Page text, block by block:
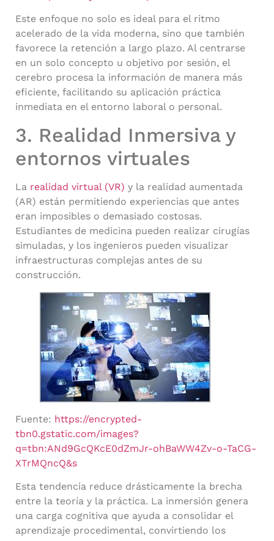
Este enfoque no solo es ideal para el ritmo
acelerado de la vida moderna, sino que también
favorece la retención a largo plazo. Al centrarse
en un solo concepto u objetivo por sesión, el
cerebro procesa la información de manera más
eficiente, facilitando su aplicación práctica
inmediata en el entorno laboral o personal.
3. Realidad Inmersiva y
entornos virtuales
La realidad virtual (VR) y la realidad aumentada
(AR) están permitiendo experiencias que antes
eran imposibles o demasiado costosas.
Estudiantes de medicina pueden realizar cirugías
simuladas, y los ingenieros pueden visualizar
infraestructuras complejas antes de su
construcción.
Fuente: https://encrypted-
tbn0.gstatic.com/images?
q=tbn:ANd9GcQKcE0dZmJr-ohBaWW4Zv-o-TaCG-
XTrMQncQ&s
Esta tendencia reduce drásticamente la brecha
entre la teoría y la práctica. La inmersión genera
una carga cognitiva que ayuda a consolidar el
aprendizaje procedimental, convirtiendo los